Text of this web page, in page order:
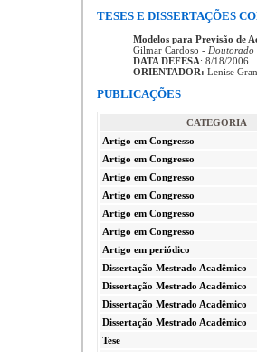
TESES E DISSERTAÇÕES
Modelos para Previsão de
Gilmar Cardoso - Doutorado
DATA DEFESA: 8/18/2006
ORIENTADOR: Lenise
PUBLICAÇÕES
CATEGORIA
Artigo em Congresso
Artigo em Congresso
Artigo em Congresso
Artigo em Congresso
Artigo em Congresso
Artigo em Congresso
Artigo em periódico
Dissertação Mestrado Acadêmico
Dissertação Mestrado Acadêmico
Dissertação Mestrado Acadêmico
Dissertação Mestrado Acadêmico
Tese